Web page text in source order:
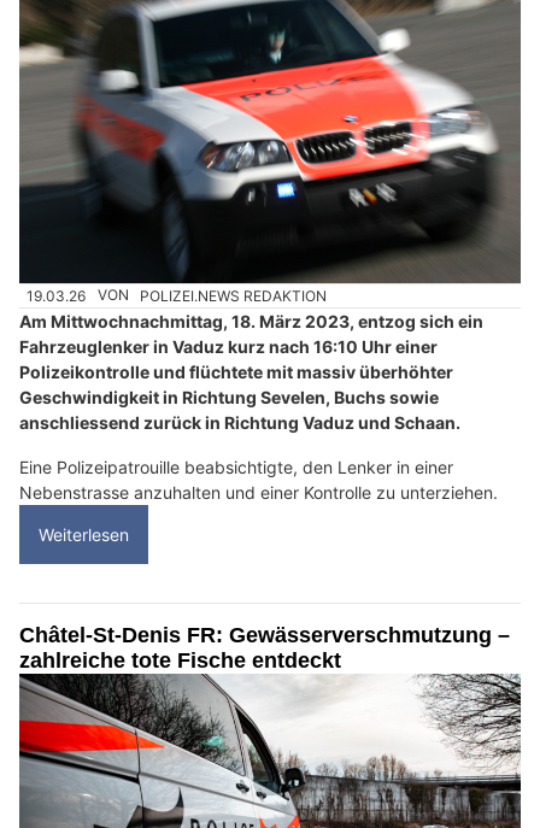
19.03.26 VON POLIZEI.NEWS REDAKTION
Am Mittwochnachmittag, 18. März 2023, entzog sich ein
Fahrzeuglenker in Vaduz kurz nach 16:10 Uhr einer
Polizeikontrolle und flüchtete mit massiv überhöhter
Geschwindigkeit in Richtung Sevelen, Buchs sowie
anschliessend zurück in Richtung Vaduz und Schaan.
Eine Polizeipatrouille beabsichtigte, den Lenker in einer
Nebenstrasse anzuhalten und einer Kontrolle zu unterziehen.
Weiterlesen
Châtel-St-Denis FR: Gewässerverschmutzung –
zahlreiche tote Fische entdeckt